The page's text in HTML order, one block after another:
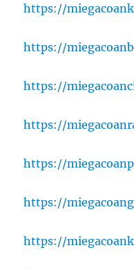
https://
https://
https://
https://
https://
https://
https://